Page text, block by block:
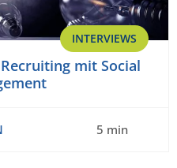
INTERVIEWS
mit Social
5 min